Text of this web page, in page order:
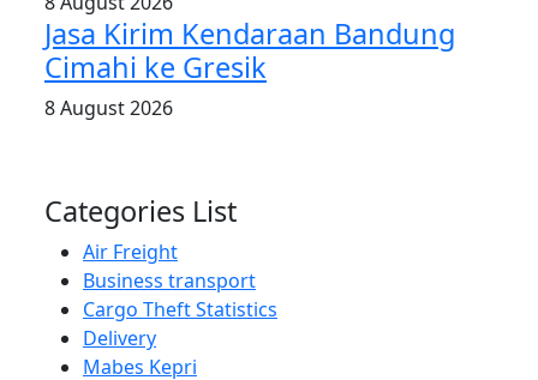
Jasa Kirim Kendaraan Bandung
Cimahi ke Gresik
8 August 2026
Categories List
Air Freight
Business transport
Cargo Theft Statistics
Delivery
Mabes Kepri